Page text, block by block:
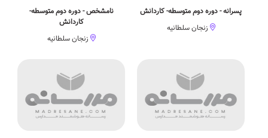
پسرانه - دوره دوم متوسطه- کاردانش
زنجان سلطانیه
نامشخص - دوره دوم متوسطه-
کاردانش
زنجان سلطانیه